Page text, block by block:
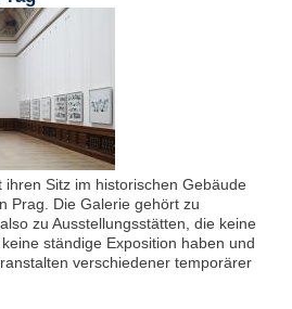
ihren Sitz im historischen Gebäude
Prag. Die Galerie gehört zu
zu Ausstellungsstätten, die keine
ständige Exposition haben und
verschiedener temporärer